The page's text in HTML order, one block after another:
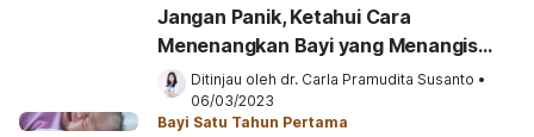
Jangan Panik, Ketahui Cara
Menenangkan Bayi yang Menangis
TerusDitinjau oleh dr. Carla Pramudita Susanto •
06/03/2023
Bayi Satu Tahun Pertama